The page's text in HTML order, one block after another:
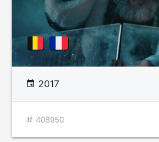
2017
408950